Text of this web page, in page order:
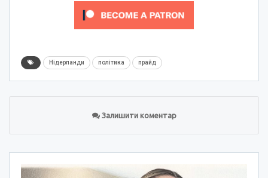
Нідерланди політика прайд
Залишити коментар